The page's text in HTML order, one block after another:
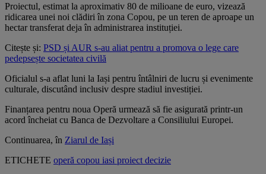
Proiectul, estimat la aproximativ 80 de milioane de euro, vizează
ridicarea unei noi clădiri în zona Copou, pe un teren de aproape un
hectar transferat deja în administrarea instituției.
Citește și: PSD și AUR s-au aliat pentru a promova o lege care
pedepsește societatea civilă
Oficialul s-a aflat luni la Iași pentru întâlniri de lucru și evenimente
culturale, discutând inclusiv despre stadiul investiției.
Finanțarea pentru noua Operă urmează să fie asigurată printr-un
acord încheiat cu Banca de Dezvoltare a Consiliului Europei.
Continuarea, în Ziarul de Iași
ETICHETE operă copou iasi proiect decizie